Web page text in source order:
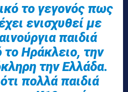
το γεγονός πως
ενισχυθεί με
παιδιά
Ηράκλειο, την
την Ελλάδα.
πολλά παιδιά